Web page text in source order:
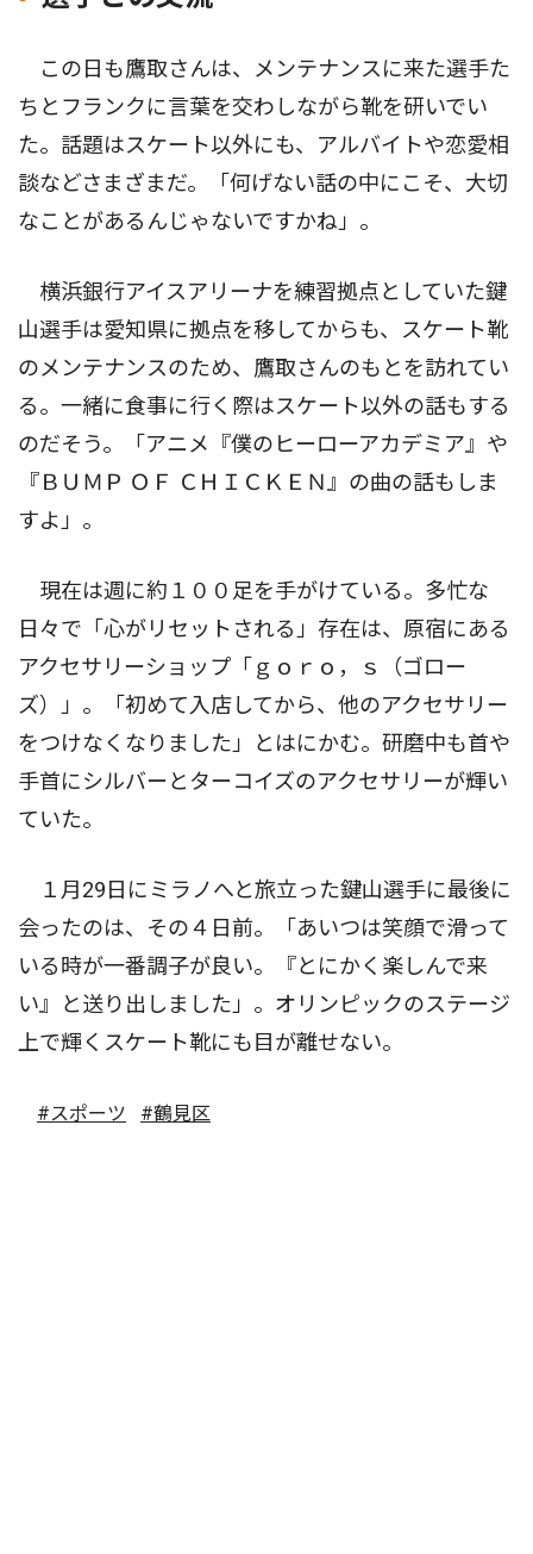
この日も鷹取さんは、メンテナンスに来た選手た
ちとフランクに言葉を交わしながら靴を研いでい
た。話題はスケート以外にも、アルバイトや恋愛相
談などさまざまだ。「何げない話の中にこそ、大切
なことがあるんじゃないですかね」。
横浜銀行アイスアリーナを練習拠点としていた鍵
山選手は愛知県に拠点を移してからも、スケート靴
のメンテナンスのため、鷹取さんのもとを訪れてい
る。一緒に食事に行く際はスケート以外の話もする
のだそう。「アニメ『僕のヒーローアカデミア』や
『ＢＵＭＰ ＯＦ ＣＨＩＣＫＥＮ』の曲の話もしま
すよ」。
現在は週に約１００足を手がけている。多忙な
日々で「心がリセットされる」存在は、原宿にある
アクセサリーショップ「ｇｏｒｏ，ｓ（ゴロー
ズ）」。「初めて入店してから、他のアクセサリー
をつけなくなりました」とはにかむ。研磨中も首や
手首にシルバーとターコイズのアクセサリーが輝い
ていた。
１月29日にミラノへと旅立った鍵山選手に最後に
会ったのは、その４日前。「あいつは笑顔で滑って
いる時が一番調子が良い。『とにかく楽しんで来
い』と送り出しました」。オリンピックのステージ
上で輝くスケート靴にも目が離せない。
#スポーツ #鶴見区